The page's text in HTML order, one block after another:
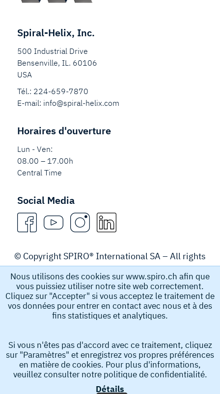
Spiral-Helix, Inc.
500 Industrial Drive
Bensenville, IL. 60106
USA
Tél.: 224-659-7870
E-mail: info@spiral-helix.com
Horaires d'ouverture
Lun - Ven:
08.00 – 17.00h
Central Time
Social Media
© Copyright SPIRO® International SA – All rights
reserved.
Legal Notice
Spiro International SA recueille et stocke des données à
mail et le numéro de téléphone que vous soumettez afin
d’obtenir des informations de notre part. Ces données à
caractère personnel nous aident à traiter votre demande.
En soumettant votre demande, vous acceptez la collecte
Nous utilisons des cookies sur www.spiro.ch afin que
vous puissiez utiliser notre site web correctement.
Cliquez sur "Accepter" si vous acceptez le traitement de
vos données pour entrer en contact avec nous et à des
fins statistiques et analytiques.
Si vous n'êtes pas d'accord avec ce traitement, cliquez
sur "Paramètres" et enregistrez vos propres préférences
en matière de cookies. Pour plus d'informations,
veuillez consulter notre politique de confidentialité.
Détails